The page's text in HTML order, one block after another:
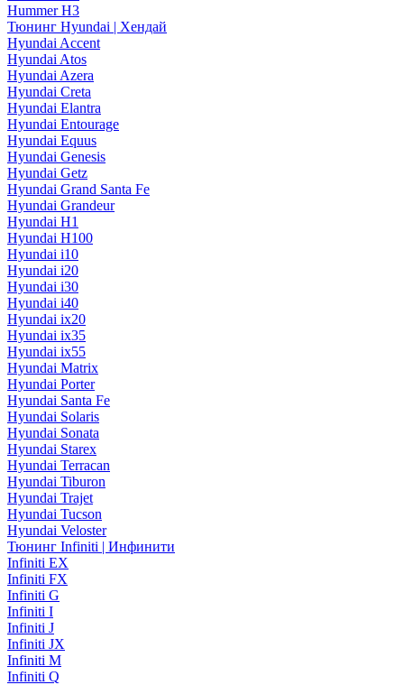
Hummer H3
Тюнинг Hyundai | Хендай
Hyundai Accent
Hyundai Atos
Hyundai Azera
Hyundai Creta
Hyundai Elantra
Hyundai Entourage
Hyundai Equus
Hyundai Genesis
Hyundai Getz
Hyundai Grand Santa Fe
Hyundai Grandeur
Hyundai H1
Hyundai H100
Hyundai i10
Hyundai i20
Hyundai i30
Hyundai i40
Hyundai ix20
Hyundai ix35
Hyundai ix55
Hyundai Matrix
Hyundai Porter
Hyundai Santa Fe
Hyundai Solaris
Hyundai Sonata
Hyundai Starex
Hyundai Terracan
Hyundai Tiburon
Hyundai Trajet
Hyundai Tucson
Hyundai Veloster
Тюнинг Infiniti | Инфинити
Infiniti EX
Infiniti FX
Infiniti G
Infiniti I
Infiniti J
Infiniti JX
Infiniti M
Infiniti Q